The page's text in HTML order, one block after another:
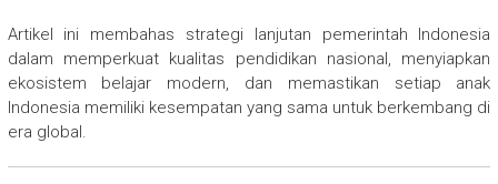
Artikel ini membahas strategi lanjutan pemerintah Indonesia
dalam memperkuat kualitas pendidikan nasional, menyiapkan
ekosistem belajar modern, dan memastikan setiap anak
Indonesia memiliki kesempatan yang sama untuk berkembang di
era global.